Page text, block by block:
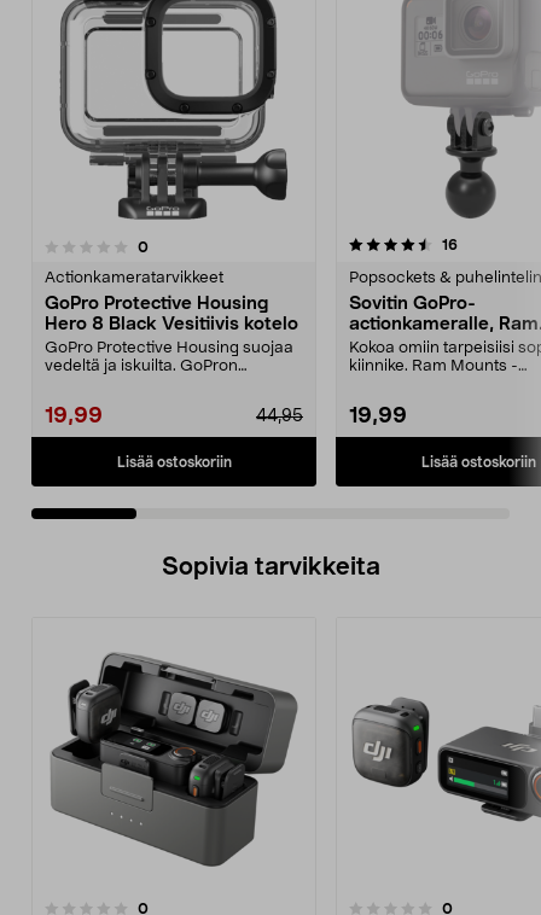
0arvostelut
Actionkameratarvikkeet
GoPro Protective Housing
Hero 8 Black Vesitiivis kotelo
GoPro Protective Housing suojaa
vedeltä ja iskuilta. GoPron
19,99 44,95
Lisää ostoskoriin
4.5 viidestä
16arvostelut
Popsockets &
Sovitin GoPro-
actionkameralle, Ram
Mounts
Kokoa omiin tarpeisiisi
kiinnike. Ram Mounts -
19,99
Lisää ostoskoriin
4.0 viidestä
Sopivia tarvikkeita
0arvostelut
0.0 viidestä
0arvostelut
5.0viidestä